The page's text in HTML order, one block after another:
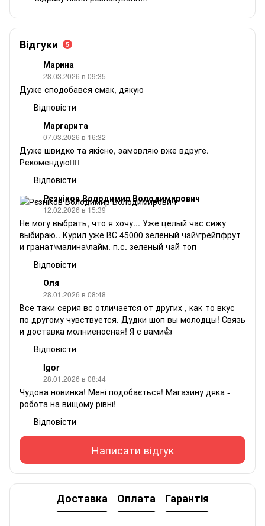
Відгуки 5
Марина
28.03.2026 в 09:35
Дуже сподобався смак, дякую
Відповісти
Маргарита
07.03.2026 в 16:32
Дуже швидко та якісно, замовляю вже вдруге.
Рекомендую❤️‍🔥
Відповісти
Рєзніков Володимир Володимирович
12.02.2026 в 15:39
Не могу выбрать, что я хочу... Уже целый час сижу
выбираю.. Курил уже ВС 45000 зеленый чай\грейпфрут
и гранат\малина\лайм. п.с. зеленый чай топ
Відповісти
Оля
28.01.2026 в 08:48
Все таки серия вс отличается от других , как-то вкус
по другому чувствуется. Дудки шоп вы молодцы! Связь
и доставка молниеносная! Я с вами👍
Відповісти
Igor
28.01.2026 в 08:44
Чудова новинка! Мені подобається! Магазину дяка -
робота на вищому рівні!
Відповісти
Написати відгук
Доставка Оплата Гарантія